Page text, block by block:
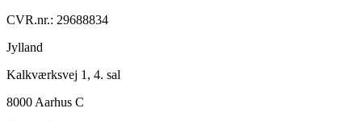
CVR.nr.: 29688834
Jylland
Kalkværksvej 1, 4. sal
8000 Aarhus C